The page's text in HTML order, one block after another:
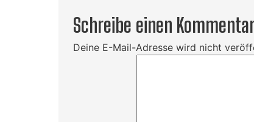
Schreibe einen
Deine E-Mail-Adresse wird nicht